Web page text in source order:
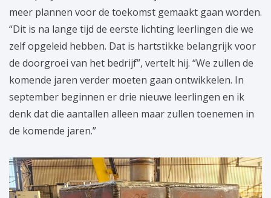
meer plannen voor de toekomst gemaakt gaan worden.
“Dit is na lange tijd de eerste lichting leerlingen die we
zelf opgeleid hebben. Dat is hartstikke belangrijk voor
de doorgroei van het bedrijf”, vertelt hij. “We zullen de
komende jaren verder moeten gaan ontwikkelen. In
september beginnen er drie nieuwe leerlingen en ik
denk dat die aantallen alleen maar zullen toenemen in
de komende jaren.”